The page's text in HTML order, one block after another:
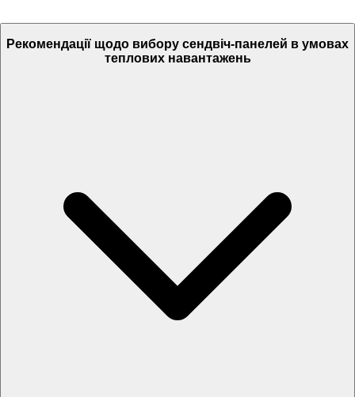
Рекомендації щодо вибору сендвіч-панелей в умовах
теплових навантажень